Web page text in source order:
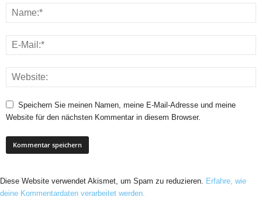
Speichern Sie meinen Namen, meine E-Mail-Adresse und meine
Website für den nächsten Kommentar in diesem Browser.
Diese Website verwendet Akismet, um Spam zu reduzieren. Erfahre, wie
deine Kommentardaten verarbeitet werden.